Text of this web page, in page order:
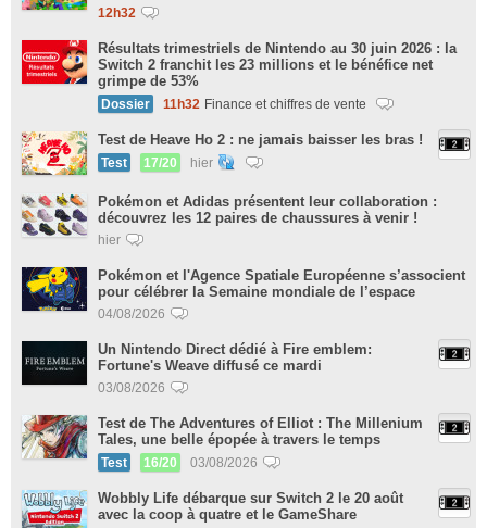
12h32
Résultats trimestriels de Nintendo au 30 juin 2026 : la
Switch 2 franchit les 23 millions et le bénéfice net
grimpe de 53%
Dossier 11h32 Finance et chiffres de vente
Test de Heave Ho 2 : ne jamais baisser les bras !
Test 17/20 hier
Pokémon et Adidas présentent leur collaboration :
découvrez les 12 paires de chaussures à venir !
hier
Pokémon et l'Agence Spatiale Européenne s’associent
pour célébrer la Semaine mondiale de l’espace
04/08/2026
Un Nintendo Direct dédié à Fire emblem:
Fortune's Weave diffusé ce mardi
03/08/2026
Test de The Adventures of Elliot : The Millenium
Tales, une belle épopée à travers le temps
Test 16/20 03/08/2026
Wobbly Life débarque sur Switch 2 le 20 août
avec la coop à quatre et le GameShare